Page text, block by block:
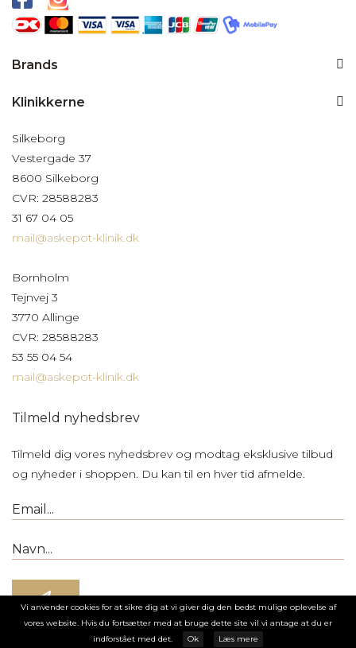
Brands
Klinikkerne
Silkeborg
Vestergade 37
8600 Silkeborg
CVR: 28588283
31 67 04 05
mail@askepot-klinik.dk
Bornholm
Tejnvej 3
3770 Allinge
CVR: 28588283
53 55 04 54
mail@askepot-klinik.dk
Tilmeld nyhedsbrev
Tilmeld dig vores nyhedsbrev og modtag eksklusive tilbud
og nyheder i shoppen. Du kan til en hver tid afmelde.
Vi anvender cookies for at sikre dig at vi giver dig den bedst mulige oplevelse af
vores website. Hvis du fortsætter med at bruge dette site vil vi antage at du er
indforstået med det.
Ok Læs mere